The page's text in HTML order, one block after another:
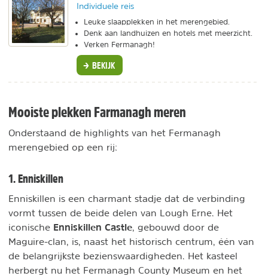
Individuele reis
Leuke slaapplekken in het merengebied.
Denk aan landhuizen en hotels met meerzicht.
Verken Fermanagh!
BEKIJK
Mooiste plekken Farmanagh meren
Onderstaand de highlights van het Fermanagh
merengebied op een rij:
1. Enniskillen
Enniskillen is een charmant stadje dat de verbinding
vormt tussen de beide delen van Lough Erne. Het
iconische Enniskillen Castle, gebouwd door de
Maguire-clan, is, naast het historisch centrum, één van
de belangrijkste bezienswaardigheden. Het kasteel
herbergt nu het Fermanagh County Museum en het